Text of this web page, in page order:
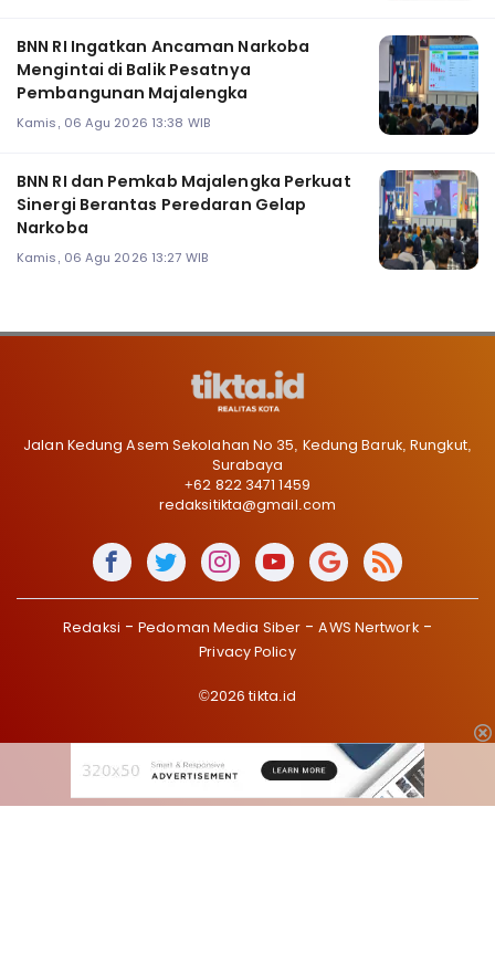
BNN RI Ingatkan Ancaman Narkoba
Mengintai di Balik Pesatnya
Pembangunan Majalengka
Kamis, 06 Agu 2026 13:38 WIB
BNN RI dan Pemkab Majalengka Perkuat
Sinergi Berantas Peredaran Gelap
Narkoba
Kamis, 06 Agu 2026 13:27 WIB
Jalan Kedung Asem Sekolahan No 35, Kedung Baruk, Rungkut,
Surabaya
+62 822 3471 1459
redaksitikta@gmail.com
Redaksi Pedoman Media Siber
AWS Nertwork
Privacy Policy
©2026 tikta.id